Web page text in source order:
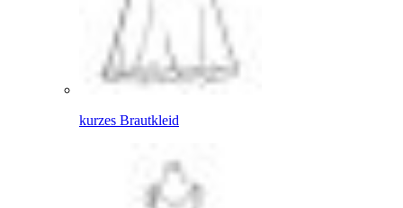
kurzes Brautkleid